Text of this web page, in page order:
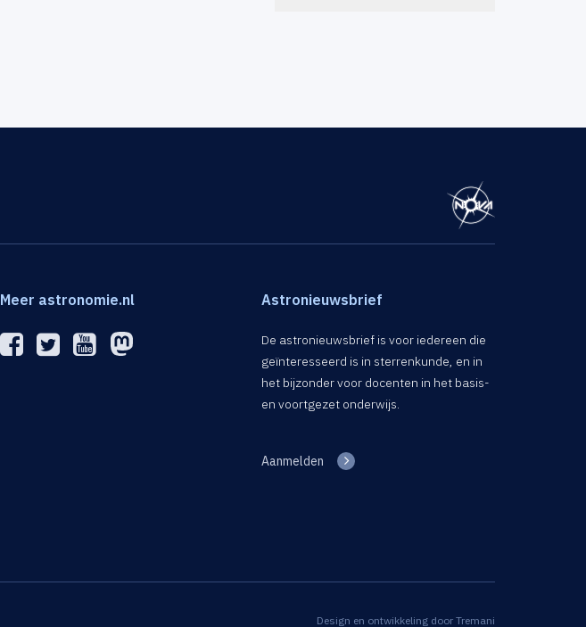
Meer astronomie.nl Astronieuwsbrief
De astronieuwsbrief is voor iedereen die
geïnteresseerd is in sterrenkunde, en in
het bijzonder voor docenten in het basis-
en voortgezet onderwijs.
Aanmelden
Design en ontwikkeling door Tremani